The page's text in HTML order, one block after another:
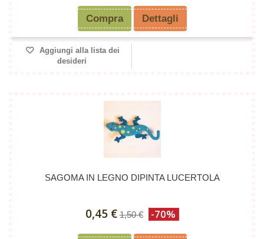
Compra Dettagli
Aggiungi alla lista dei
desideri
SAGOMA IN LEGNO DIPINTA LUCERTOLA
0,45 € 1,50 € -70%